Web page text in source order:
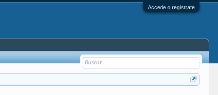
Accede o regístrate